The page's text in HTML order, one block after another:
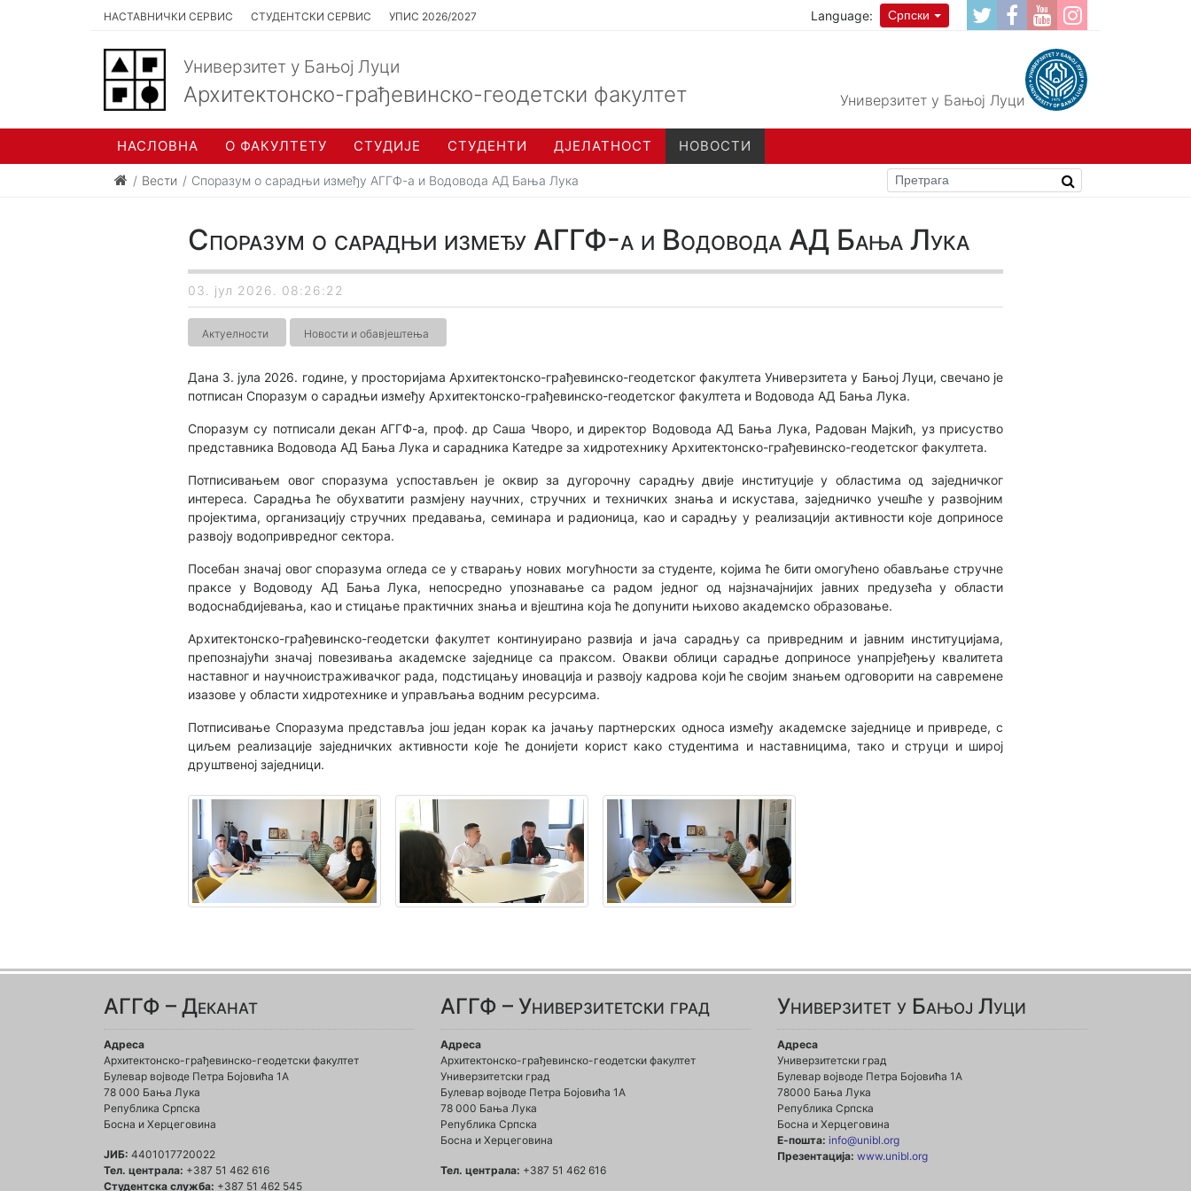
НАСТАВНИЧКИ СЕРВИС СТУДЕНТСКИ СЕРВИС УПИС 2026/2027 Language: Српски
Универзитет у Бањој Луци
Архитектонско-грађевинско-геодетски факултет Универзитет у Бањој Луци
НАСЛОВНА О ФАКУЛТЕТУ СТУДИЈЕ СТУДЕНТИ ДЈЕЛАТНОСТ НОВОСТИ
Вести Споразум о сарадњи између АГГФ-а и Водовода АД Бања Лука
Споразум о сарадњи између АГГФ-а и Водовода АД Бања Лука
03. јул 2026. 08:26:22
Актуелности Новости и обавјештења
Дана 3. јула 2026. године, у просторијама Архитектонско-грађевинско-геодетског факултета Универзитета у Бањој Луци, свечано је
потписан Споразум о сарадњи између Архитектонско-грађевинско-геодетског факултета и Водовода АД Бања Лука.
Споразум су потписали декан АГГФ-а, проф. др Саша Чворо, и директор Водовода АД Бања Лука, Радован Мајкић, уз присуство
представника Водовода АД Бања Лука и сарадника Катедре за хидротехнику Архитектонско-грађевинско-геодетског факултета.
Потписивањем овог споразума успостављен је оквир за дугорочну сарадњу двије институције у областима од заједничког
интереса. Сарадња ће обухватити размјену научних, стручних и техничких знања и искустава, заједничко учешће у развојним
пројектима, организацију стручних предавања, семинара и радионица, као и сарадњу у реализацији активности које доприносе
развоју водопривредног сектора.
Посебан значај овог споразума огледа се у стварању нових могућности за студенте, којима ће бити омогућено обављање стручне
праксе у Водоводу АД Бања Лука, непосредно упознавање са радом једног од најзначајнијих јавних предузећа у области
водоснабдијевања, као и стицање практичних знања и вјештина која ће допунити њихово академско образовање.
Архитектонско-грађевинско-геодетски факултет континуирано развија и јача сарадњу са привредним и јавним институцијама,
препознајући значај повезивања академске заједнице са праксом. Овакви облици сарадње доприносе унапрјеђењу квалитета
наставног и научноистраживачког рада, подстицању иновација и развоју кадрова који ће својим знањем одговорити на савремене
изазове у области хидротехнике и управљања водним ресурсима.
Потписивање Споразума представља још један корак ка јачању партнерских односа између академске заједнице и привреде, с
циљем реализације заједничких активности које ће донијети корист како студентима и наставницима, тако и струци и широј
друштвеној заједници.
АГГФ – Деканат
Адреса
Архитектонско-грађевинско-геодетски факултет
Булевар војводе Петра Бојовића 1A
78 000 Бања Лука
Република Српска
Босна и Херцеговина
ЈИБ: 4401017720022
Тел. централа: +387 51 462 616
Студентска служба: +387 51 462 545
АГГФ – Универзитетски град
Адреса
Архитектонско-грађевинско-геодетски факултет
Универзитетски град
Булевар војводе Петра Бојовића 1A
78 000 Бања Лука
Република Српска
Босна и Херцеговина
Тел. централа: +387 51 462 616
Универзитет у Бањој Луци
Адреса
Универзитетски град
Булевар војводе Петра Бојовића 1А
78000 Бања Лука
Република Српска
Босна и Херцеговина
Е-пошта: info@unibl.org
Презентација: www.unibl.org